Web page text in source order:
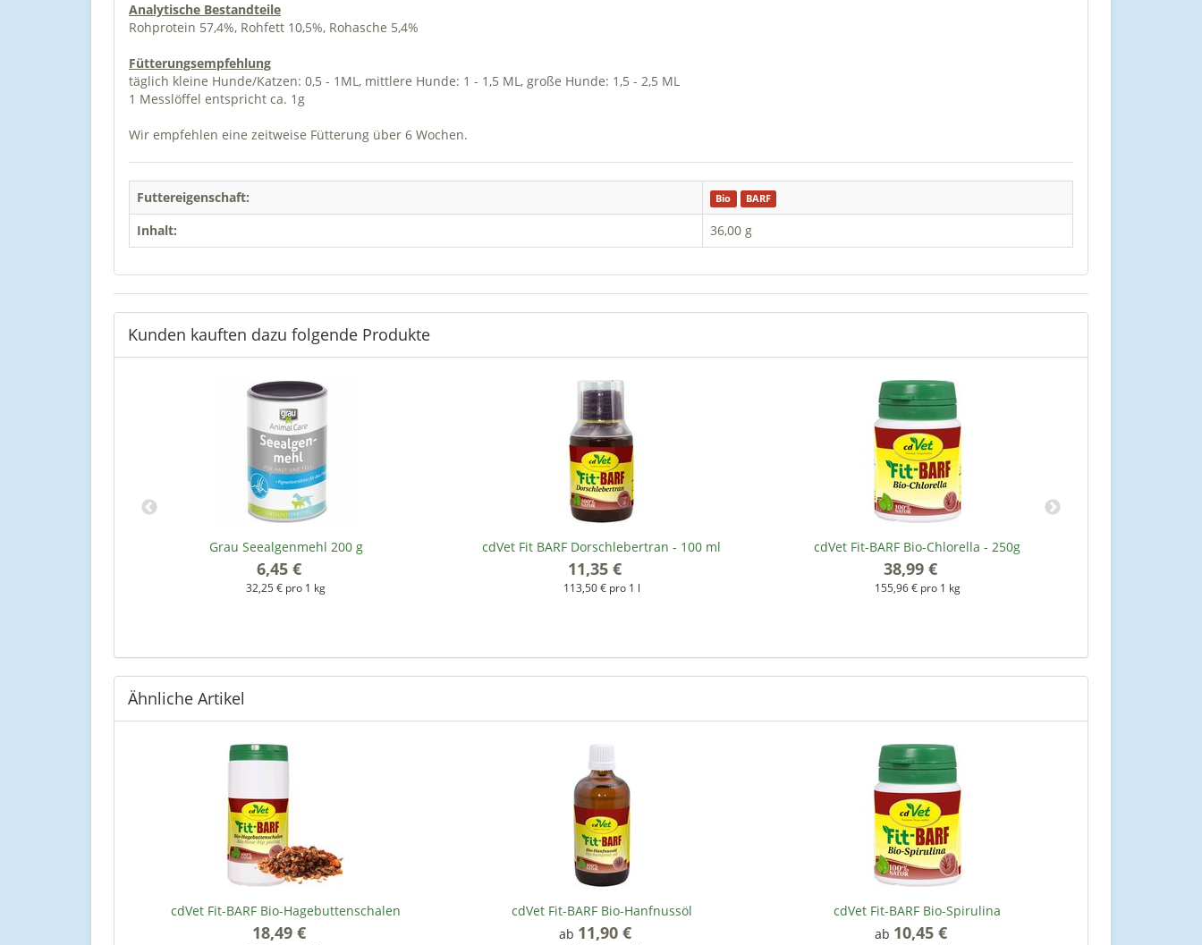
Analytische Bestandteile
Rohprotein 57,4%, Rohfett 10,5%, Rohasche 5,4%
Fütterungsempfehlung
täglich kleine Hunde/Katzen: 0,5 - 1ML, mittlere Hunde: 1 - 1,5 ML, große Hunde: 1,5 - 2,5 ML
1 Messlöffel entspricht ca. 1g
Wir empfehlen eine zeitweise Fütterung über 6 Wochen.
Futtereigenschaft: Bio BARF
Inhalt: 36,00 g
Kunden kauften dazu folgende Produkte
Grau Seealgenmehl 200 g
6,45 €
32,25 € pro 1 kg
cdVet Fit BARF Dorschlebertran - 100 ml
11,35 €
113,50 € pro 1 l
cdVet Fit-BARF Bio-Chlorella - 250g
38,99 €
155,96 € pro 1 kg
Ähnliche Artikel
cdVet Fit-BARF Bio-Hagebuttenschalen
18,49 €
cdVet Fit-BARF Bio-Hanfnussöl
ab 11,90 €
cdVet Fit-BARF Bio-Spirulina
ab 10,45 €